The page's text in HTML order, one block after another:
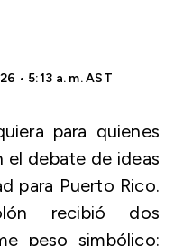
• 5:13 a. m. AST
para quienes
el debate de ideas
para Puerto Rico.
recibió dos
peso simbólico: